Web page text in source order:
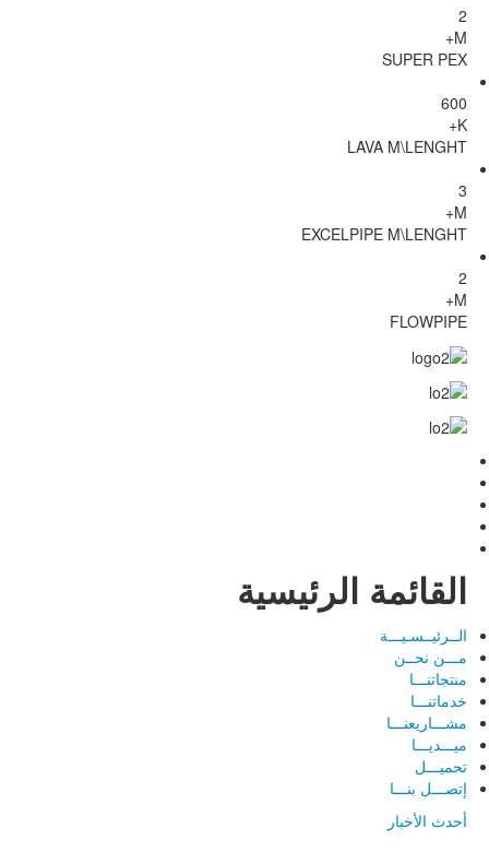
2
M+
SUPER PEX
600
K+
LAVA M\LENGHT
3
M+
EXCELPIPE M\LENGHT
2
M+
FLOWPIPE
القائمة الرئيسية
الــرئيــسـيـــة
مـــن نحــن
منتجاتنـــا
خدماتنـــا
مشـــاريعنـــا
ميـــديـــا
تحميـــل
إتصـــل بنـــا
أحدث الأخبار